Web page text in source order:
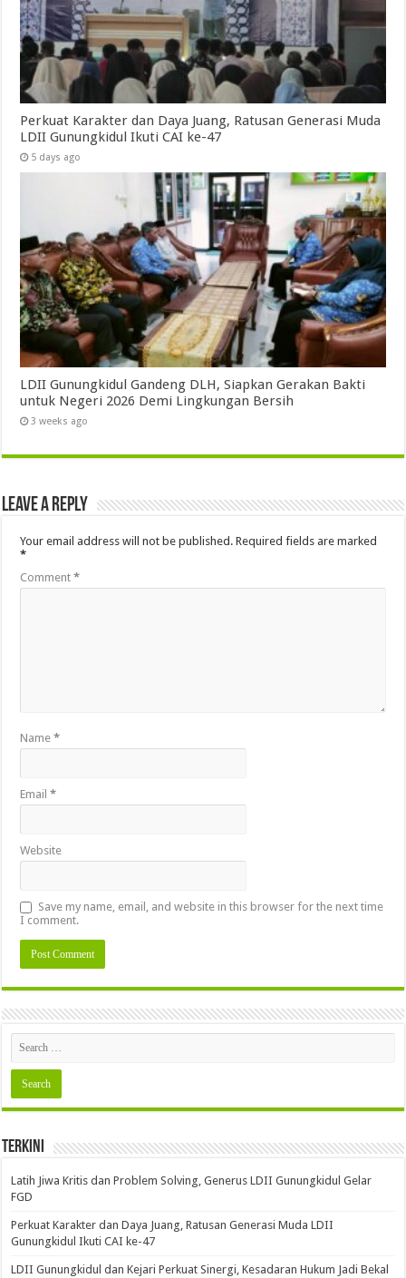
Perkuat Karakter dan Daya Juang, Ratusan Generasi Muda
LDII Gunungkidul Ikuti CAI ke-47
5 days ago
LDII Gunungkidul Gandeng DLH, Siapkan Gerakan Bakti
untuk Negeri 2026 Demi Lingkungan Bersih
3 weeks ago
Leave a Reply
Your email address will not be published. Required fields are marked
*
Comment*
Name*
Email*
Website
Save my name, email, and website in this browser for the next time
I comment.
Terkini
Latih Jiwa Kritis dan Problem Solving, Generus LDII Gunungkidul Gelar
FGD
Perkuat Karakter dan Daya Juang, Ratusan Generasi Muda LDII
Gunungkidul Ikuti CAI ke-47
LDII Gunungkidul dan Kejari Perkuat Sinergi, Kesadaran Hukum Jadi Bekal